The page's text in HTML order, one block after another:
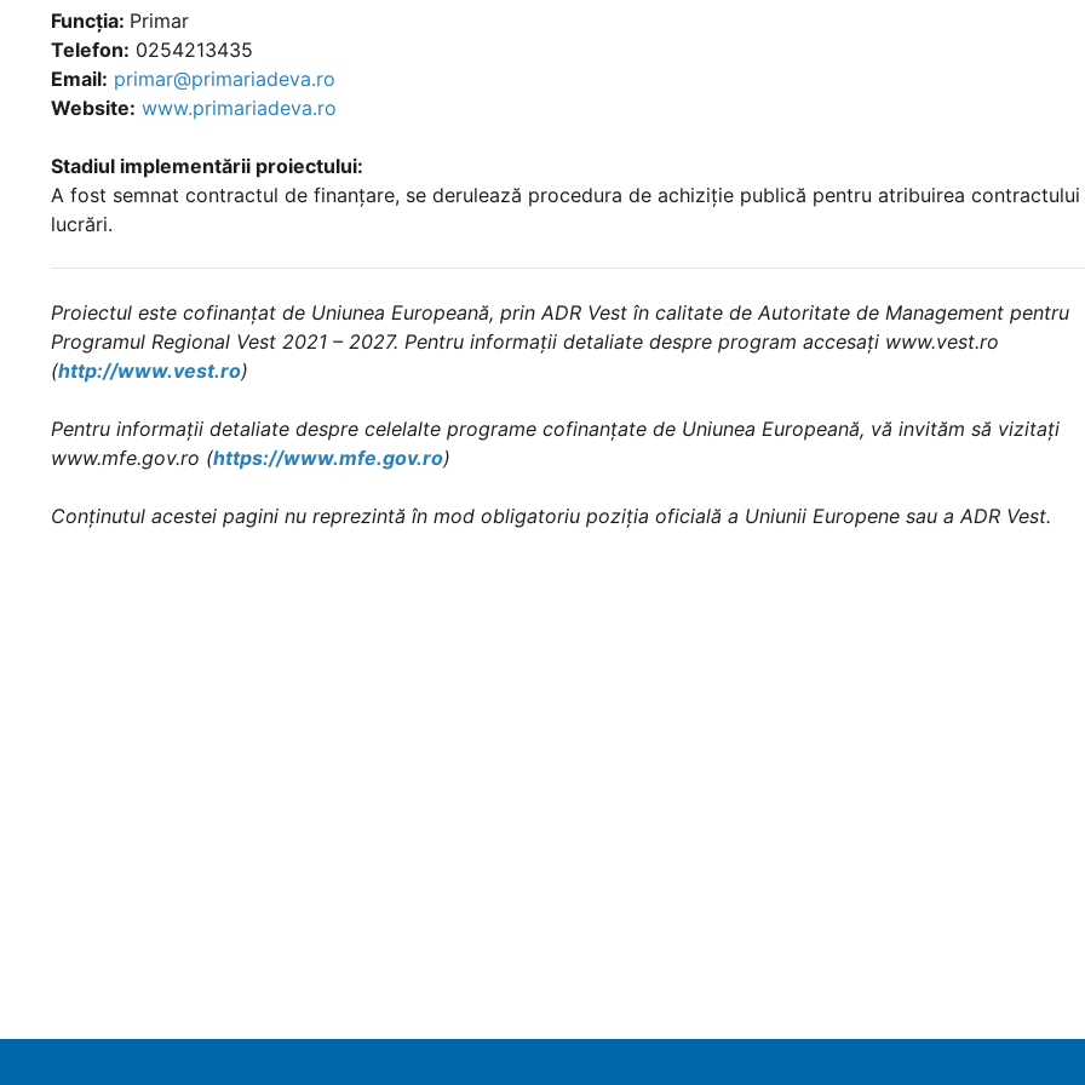
Funcția: Primar
Telefon: 0254213435
Email: primar@primariadeva.ro
Website: www.primariadeva.ro
Stadiul implementării proiectului:
A fost semnat contractul de finanţare, se derulează procedura de achiziţie publică pentru atribuirea contractului
lucrări.
Proiectul este cofinanțat de Uniunea Europeană, prin ADR Vest în calitate de Autoritate de Management pentru
Programul Regional Vest 2021 – 2027. Pentru informații detaliate despre program accesați www.vest.ro
(http://www.vest.ro)
Pentru informații detaliate despre celelalte programe cofinanțate de Uniunea Europeană, vă invităm să vizitați
www.mfe.gov.ro (https://www.mfe.gov.ro)
Conținutul acestei pagini nu reprezintă în mod obligatoriu poziția oficială a Uniunii Europene sau a ADR Vest.